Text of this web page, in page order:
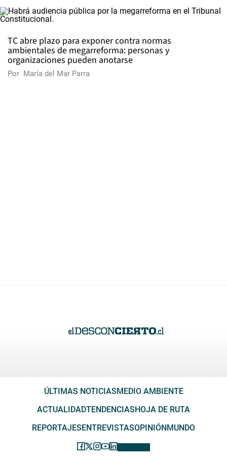
TC abre plazo para exponer contra normas
ambientales de megarreforma: personas y
organizaciones pueden anotarse
Por María del Mar Parra
ÚLTIMAS NOTICIASMEDIO AMBIENTE
ACTUALIDADTENDENCIASHOJA DE RUTA
REPORTAJESENTREVISTASOPINIÓNMUNDO